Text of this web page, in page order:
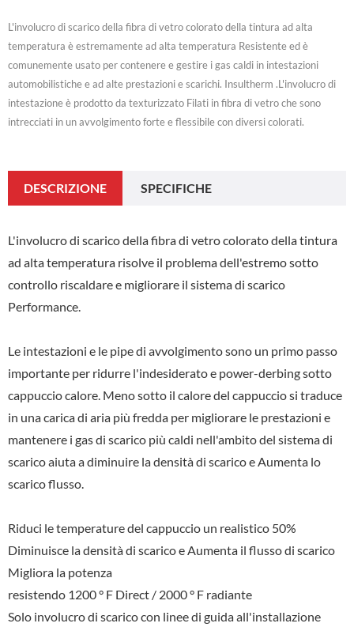
L'involucro di scarico della fibra di vetro colorato della tintura ad alta
temperatura è estremamente ad alta temperatura Resistente ed è
comunemente usato per contenere e gestire i gas caldi in intestazioni
automobilistiche e ad alte prestazioni e scarichi. Insultherm .L'involucro di
intestazione è prodotto da texturizzato Filati in fibra di vetro che sono
intrecciati in un avvolgimento forte e flessibile con diversi colorati.
DESCRIZIONE SPECIFICHE
L'involucro di scarico della fibra di vetro colorato della tintura
ad alta temperatura risolve il problema dell'estremo sotto
controllo riscaldare e migliorare il sistema di scarico
Performance.
Le intestazioni e le pipe di avvolgimento sono un primo passo
importante per ridurre l'indesiderato e power-derbing sotto
cappuccio calore. Meno sotto il calore del cappuccio si traduce
in una carica di aria più fredda per migliorare le prestazioni e
mantenere i gas di scarico più caldi nell'ambito del sistema di
scarico aiuta a diminuire la densità di scarico e Aumenta lo
scarico flusso.
Riduci le temperature del cappuccio un realistico 50%
Diminuisce la densità di scarico e Aumenta il flusso di scarico
Migliora la potenza
resistendo 1200 ° F Direct / 2000 ° F radiante
Solo involucro di scarico con linee di guida all'installazione